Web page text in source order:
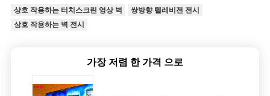
상호 작용하는 터치스크린 영상 벽
쌍방향 텔레비전 전시
상호 작용하는 벽 전시
가장 저렴 한 가격 으로